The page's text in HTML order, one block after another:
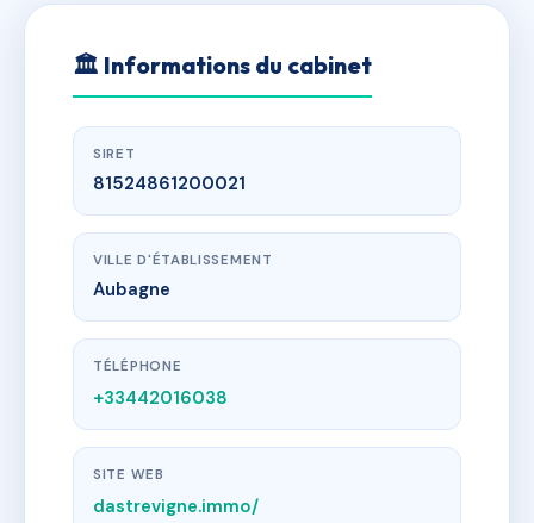
🏛 Informations du cabinet
SIRET
81524861200021
VILLE D'ÉTABLISSEMENT
Aubagne
TÉLÉPHONE
+33442016038
SITE WEB
dastrevigne.immo/